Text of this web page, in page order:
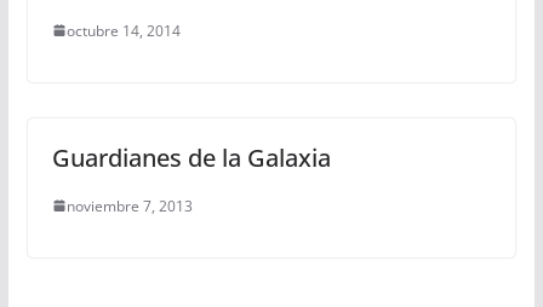
octubre 14, 2014
Guardianes de la Galaxia
noviembre 7, 2013